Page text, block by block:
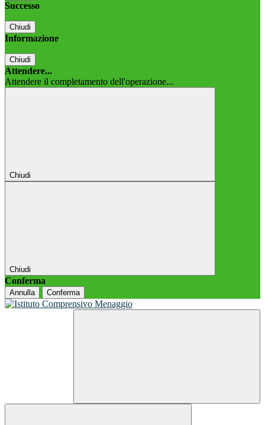
Successo
Chiudi
Informazione
Chiudi
Attendere...
Attendere il completamento dell'operazione...
Chiudi
Chiudi
Conferma
Annulla Conferma